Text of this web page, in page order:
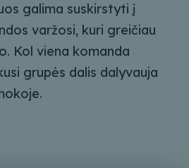
galima suskirstyti į
varžosi, kuri greičiau
Kol viena komanda
grupės dalis dalyvauja